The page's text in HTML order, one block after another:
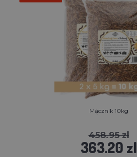
Mącznik 10kg
458.95 zl
363.20 zl